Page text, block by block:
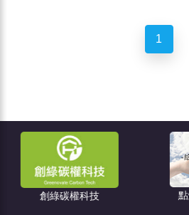
1
點燈關懷教育協會